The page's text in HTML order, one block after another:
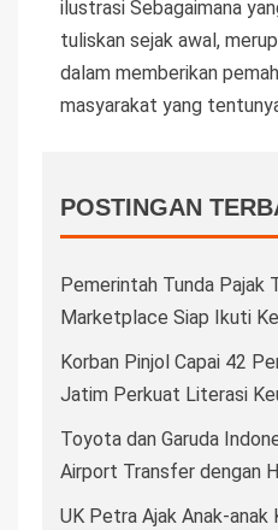
ilustrasi Sebagaimana
tuliskan sejak awal,
dalam memberikan
masyarakat yang
POSTINGAN
Pemerintah Tunda Pajak
Marketplace Siap Ikuti
Korban Pinjol Capai 42
Jatim Perkuat Literasi
Toyota dan Garuda
Airport Transfer dengan
UK Petra Ajak Anak-anak